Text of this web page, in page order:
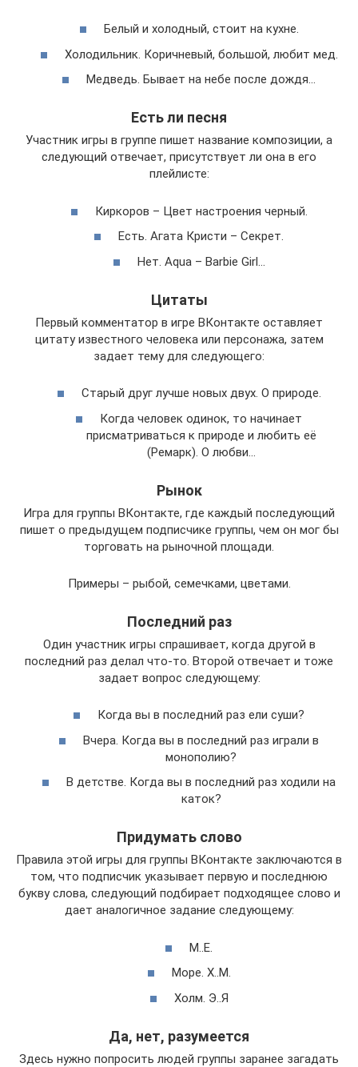
Белый и холодный, стоит на кухне.
Холодильник. Коричневый, большой, любит мед.
Медведь. Бывает на небе после дождя…
Есть ли песня
Участник игры в группе пишет название композиции, а
следующий отвечает, присутствует ли она в его
плейлисте:
Киркоров – Цвет настроения черный.
Есть. Агата Кристи – Секрет.
Нет. Aqua – Barbie Girl…
Цитаты
Первый комментатор в игре ВКонтакте оставляет
цитату известного человека или персонажа, затем
задает тему для следующего:
Старый друг лучше новых двух. О природе.
Когда человек одинок, то начинает
присматриваться к природе и любить её
(Ремарк). О любви…
Рынок
Игра для группы ВКонтакте, где каждый последующий
пишет о предыдущем подписчике группы, чем он мог бы
торговать на рыночной площади.
Примеры – рыбой, семечками, цветами.
Последний раз
Один участник игры спрашивает, когда другой в
последний раз делал что-то. Второй отвечает и тоже
задает вопрос следующему:
Когда вы в последний раз ели суши?
Вчера. Когда вы в последний раз играли в
монополию?
В детстве. Когда вы в последний раз ходили на
каток?
Придумать слово
Правила этой игры для группы ВКонтакте заключаются в
том, что подписчик указывает первую и последнюю
букву слова, следующий подбирает подходящее слово и
дает аналогичное задание следующему:
М..Е.
Море. Х..М.
Холм. Э..Я
Да, нет, разумеется
Здесь нужно попросить людей группы заранее загадать